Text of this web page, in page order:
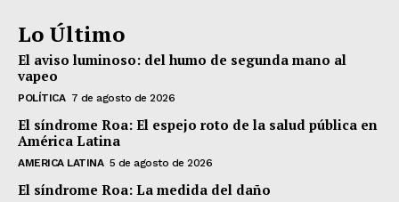
Lo Último
El aviso luminoso: del humo de segunda mano al
vapeo
POLÍTICA 7 de agosto de 2026
El síndrome Roa: El espejo roto de la salud pública en
América Latina
AMERICA LATINA 5 de agosto de 2026
El síndrome Roa: La medida del daño